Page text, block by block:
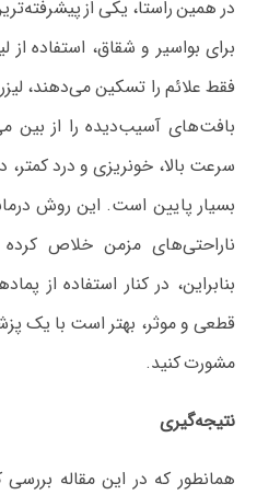
در همین راستا، یکی از
برای بواسیر و شقاق، استفاده
فقط علائم را تسکین می‌دهند،
بافت‌های آسیب‌دیده را از بین
سرعت بالا، خونریزی و درد
بسیار پایین است. این روش
ناراحتی‌های مزمن خلاص کرده
بنابراین، در کنار استفاده از
قطعی و موثر، بهتر است با یک
مشورت کنید.
نتیجه‌گیری